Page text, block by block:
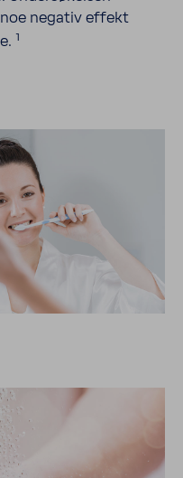
negativ effekt
1